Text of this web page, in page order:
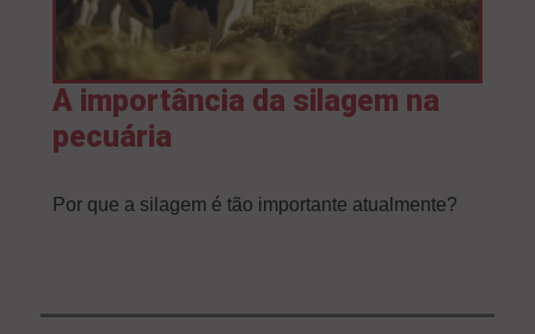
A importância da silagem na
pecuária
Por que a silagem é tão importante atualmente?